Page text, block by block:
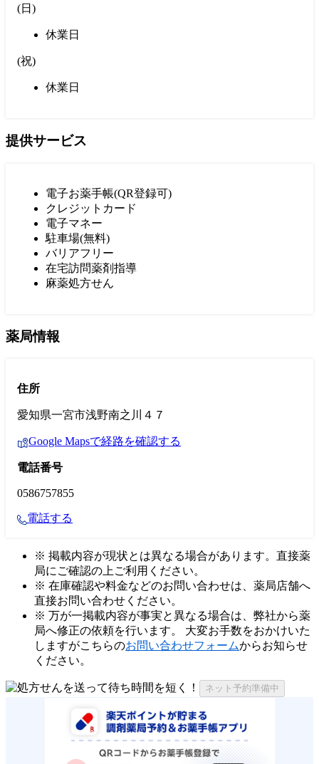
(日 )
休業日
(祝)
休業日
提供サービス
電子お薬手帳(QR登録可)
クレジットカード
電子マネー
駐車場(無料)
バリアフリー
在宅訪問薬剤指導
麻薬処方せん
薬局情報
住所
愛知県一宮市浅野南之川４７
Google Mapsで経路を確認する
電話番号
0586757855
電話する
※ 掲載内容が現状とは異なる場合があります。直接薬
局にご確認の上ご利用ください。
※ 在庫確認や料金などのお問い合わせは、薬局店舗へ
直接お問い合わせください。
※ 万が一掲載内容が事実と異なる場合は、弊社から薬
局へ修正の依頼を行います。 大変お手数をおかけいた
しますがこちらのお問い合わせフォームからお知らせ
ください。
ネット予約準備中